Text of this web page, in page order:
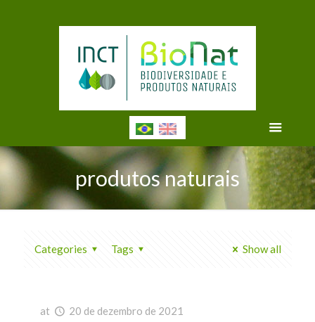
produtos naturais
Categories Tags Show all
at 20 de dezembro de 2021